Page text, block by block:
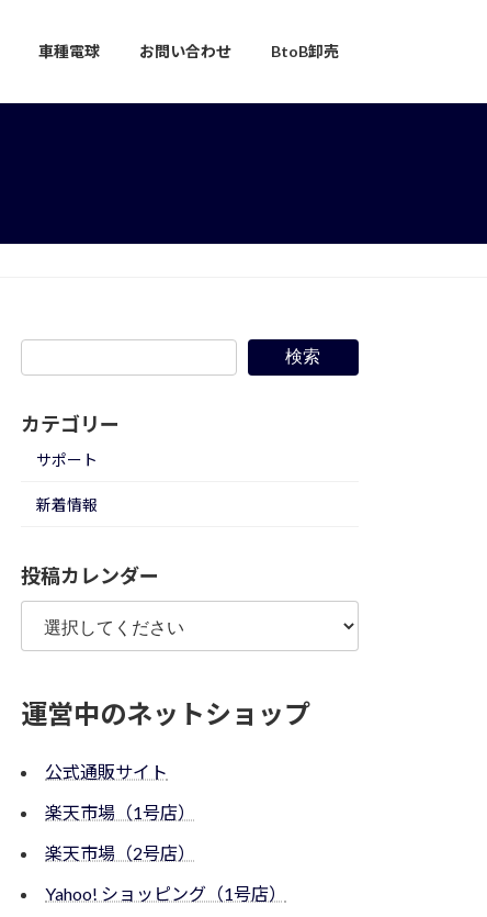
車種電球 お問い合わせ BtoB卸売
検索
カテゴリー
サポート
新着情報
投稿カレンダー
運営中のネットショップ
公式通販サイト
楽天市場（1号店）
楽天市場（2号店）
Yahoo! ショッピング（1号店）